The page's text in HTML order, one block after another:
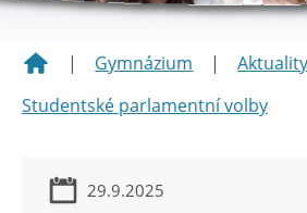
| Gymnázium | Aktuality
Studentské parlamentní volby
29.9.2025